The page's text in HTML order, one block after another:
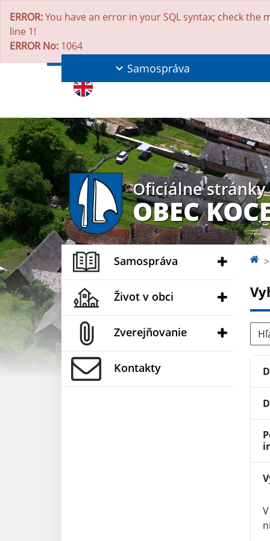
ERROR:You have an error in your SQL syntax; check
line 1!
ERROR No: 1064
Samospráva
Oficiálne stránky
OBEC
Samospráva
Život v obci
Zverejňovanie
Kontakty